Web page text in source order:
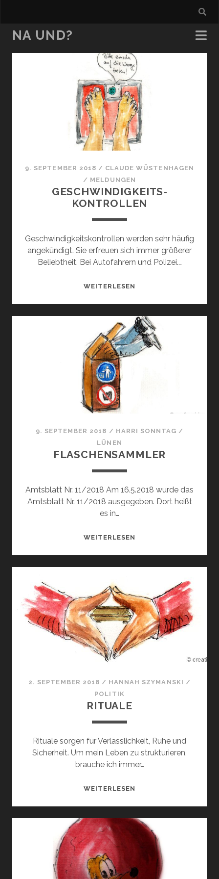
NA UND?
Beiträge
9. SEPTEMBER 2018 / CLAUDE WÜSTENHAGEN
/ MELDUNGEN
GESCHWIN­DIG­KEITS­
KONTROLLEN
Geschwindigkeitskontrollen werden sehr häufig
angekündigt. Sie erfreuen sich immer größerer
Beliebtheit. Bei Autofahrern und Polizei.…
WEITERLESEN
KONTROLLEN
9. SEPTEMBER 2018 / HARRI SONNTAG /
LÜNEN
FLASCHENSAMMLER
Amtsblatt Nr. 11/2018 Am 16.5.2018 wurde das
Amtsblatt Nr. 11/2018 ausgegeben. Dort heißt
es in…
WEITERLESEN
2. SEPTEMBER 2018 / HANNAH SZYMANSKI /
POLITIK
RITUALE
Rituale sorgen für Verlässlichkeit, Ruhe und
Sicherheit. Um mein Leben zu strukturieren,
brauche ich immer…
WEITERLESEN